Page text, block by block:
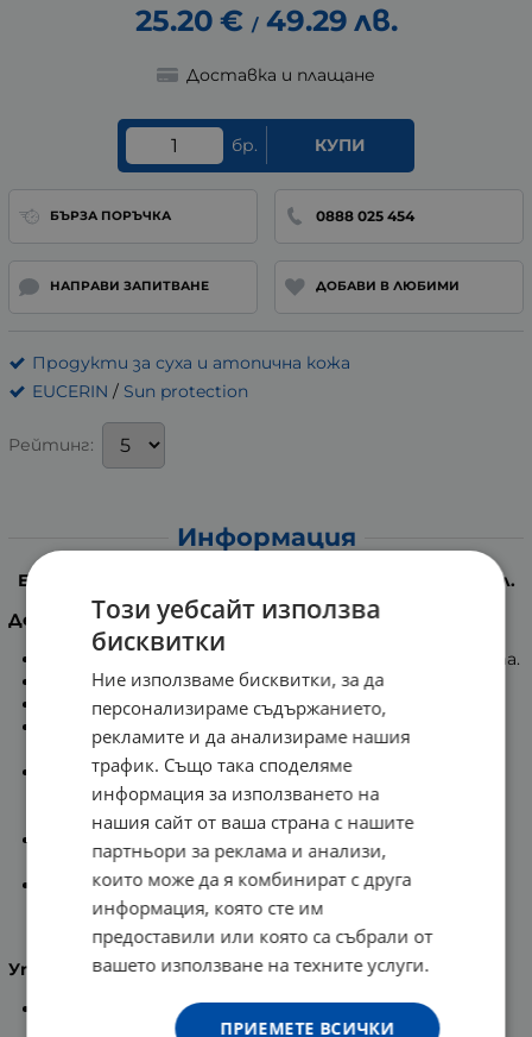
25.20 € / 49.29 лв.
Доставка и плащане
бр. КУПИ
БЪРЗА ПОРЪЧКА 0888 025 454
НАПРАВИ ЗАПИТВАНЕ ДОБАВИ В ЛЮБИМИ
Продукти за суха и атопична кожа
EUCERIN / Sun protection
Рейтинг:
Информация
Еуцерин Слънцезащитен крем за лице SPF 50+ 50 мл.
Действие :
Крем за лице с изключително висока слънцезащита.
За нормална и суха кожа.
Абсорбира се лесно.
Защитава лицето от фото стареене и
пигментни петна. Водоустойчив.
С фото стабилна UVA/UVB филтърна система с
Tinosorb S, която предпазва кожата на лицето от
изгаряне.
Глициретиновата киселина активира
естествените защитни механизми на кожата.
Ликохалкон А е антиоксидант, предпазващ
клетките отдействието на свободните
радикали.
Употреба:
Преди излагане на слънчева светлина, нанасяйте
слънцезащитния крем SPF 50+. За хората с
Този уебсайт използва
бисквитки
Ние използваме бисквитки, за да
персонализираме съдържанието,
рекламите и да анализираме нашия
трафик. Също така споделяме
информация за използването на
нашия сайт от ваша страна с нашите
партньори за реклама и анализи,
които може да я комбинират с друга
информация, която сте им
предоставили или която са събрали от
вашето използване на техните услуги.
ПРИЕМЕТЕ ВСИЧКИ